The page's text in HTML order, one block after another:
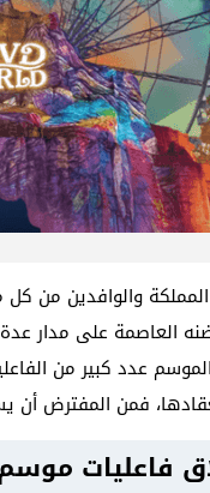
العاصمة على مدار
عدد كبير من
المفترض أن يستمر الموسم الحالي من
فاعليات